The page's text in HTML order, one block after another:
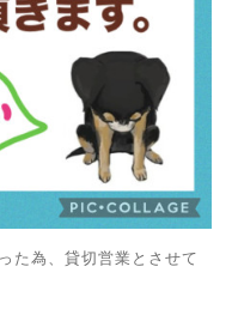
た為、貸切営業とさせて